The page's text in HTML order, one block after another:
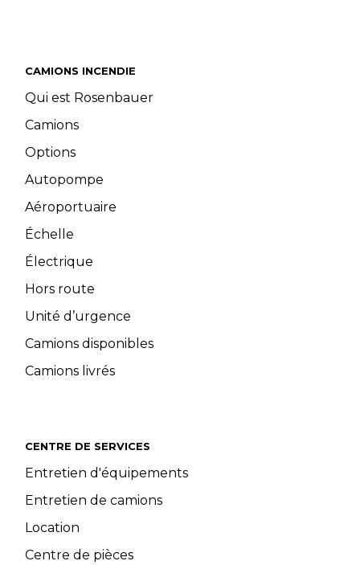
CAMIONS INCENDIE
Qui est Rosenbauer
Camions
Options
Autopompe
Aéroportuaire
Échelle
Électrique
Hors route
Unité d’urgence
Camions disponibles
Camions livrés
CENTRE DE SERVICES
Entretien d'équipements
Entretien de camions
Location
Centre de pièces